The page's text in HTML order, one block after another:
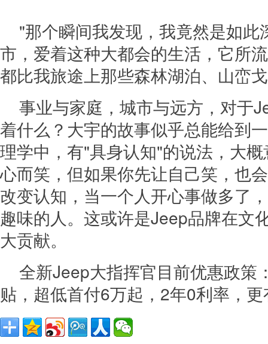
"那个瞬间我发现，我竟然是如此
市，爱着这种大都会的生活，它所
都比我旅途上那些森林湖泊、山峦
事业与家庭，城市与远方，对于
着什么？大宇的故事似乎总能给到
理学中，有"具身认知"的说法，大
心而笑，但如果你先让自己笑，也
改变认知，当一个人开心事做多了
趣味的人。这或许是Jeep品牌在文
大贡献。
全新Jeep大指挥官目前优惠政策
贴，超低首付6万起，2年0利率，